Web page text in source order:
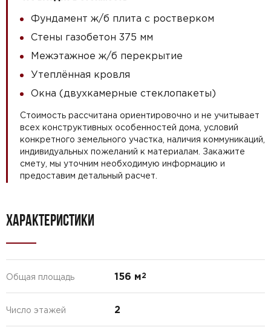
Фундамент ж/б плита с ростверком
Стены газобетон 375 мм
Межэтажное ж/б перекрытие
Утеплённая кровля
Окна (двухкамерные стеклопакеты)
Стоимость рассчитана ориентировочно и не учитывает
всех конструктивных особенностей дома, условий
конкретного земельного участка, наличия коммуникаций,
индивидуальных пожеланий к материалам. Закажите
смету, мы уточним необходимую информацию и
предоставим детальный расчет.
ХАРАКТЕРИСТИКИ
Общая площадь 156 м2
Число этажей 2